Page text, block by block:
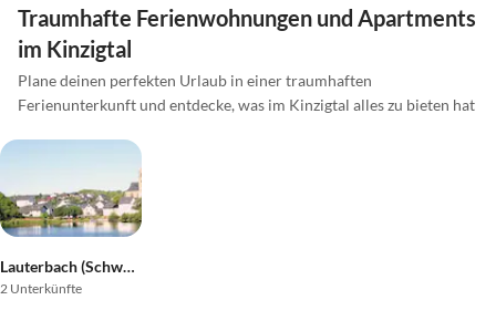
Traumhafte Ferienwohnungen und Apartments
im Kinzigtal
Plane deinen perfekten Urlaub in einer traumhaften
Ferienunterkunft und entdecke, was im Kinzigtal alles zu bieten hat
Lauterbach (Schwarzwald)
2 Unterkünfte